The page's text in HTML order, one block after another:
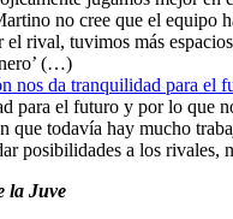
no cree que el equipo
rival, tuvimos más
(…)
nos da tranquilidad para el
para el futuro y por lo que
todavía hay mucho
posibilidades a los
la Juve